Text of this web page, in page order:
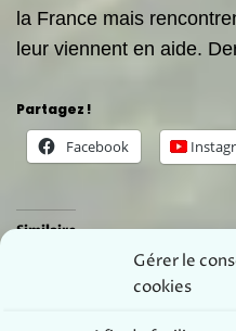
Gérer le
cookies
la France mais
leur viennent en aide.
Partagez !
Facebook
Similaire
Chopin revient à Mézières
21 décembre 2021